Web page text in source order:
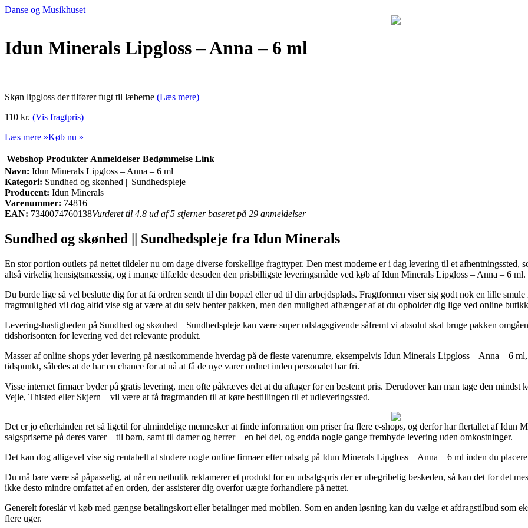
Danse og Musikhuset
Idun Minerals Lipgloss – Anna – 6 ml
Skøn lipgloss der tilfører fugt til læberne (Læs mere)
110 kr. (Vis fragtpris)
Læs mere »Køb nu »
Webshop Produkter Anmeldelser Bedømmelse Link
Navn: Idun Minerals Lipgloss – Anna – 6 ml
Kategori: Sundhed og skønhed || Sundhedspleje
Producent: Idun Minerals
Varenummer: 74816
EAN: 7340074760138Vurderet til 4.8 ud af 5 stjerner baseret på 29 anmeldelser
Sundhed og skønhed || Sundhedspleje fra Idun Minerals
En stor portion outlets på nettet tildeler nu om dage diverse forskellige fragttyper. Den mest moderne er i dag levering til et
altså virkelig hensigtsmæssig, og i mange tilfælde desuden den prisbilligste leveringsmåde ved køb af Idun Minerals Lipgloss – Anna – 6 ml.
Du burde lige så vel beslutte dig for at få ordren sendt til din bopæl eller ud til din arbejdsplads. Fragtformen viser sig godt nok en lille
fragtmulighed vil dog altid vise sig at være at du selv henter pakken, men den mulighed afhænger af at du opholder dig lige ved online
Leveringshastigheden på Sundhed og skønhed || Sundhedspleje kan være super udslagsgivende såfremt vi absolut skal bruge pakken
tidshorisonten for levering ved det relevante produkt.
Masser af online shops yder levering på næstkommende hverdag på de fleste varenumre, eksempelvis Idun Minerals Lipgloss – Anna – 6
tidspunkt, således at de har en chance for at nå at få de nye varer ordnet inden personalet har fri.
Visse internet firmaer byder på gratis levering, men ofte påkræves det at du aftager for en bestemt pris. Derudover kan man tage den
Vejle, Thisted eller Skjern – vil være at få fragtmanden til at køre bestillingen til et udleveringssted.
Det er jo efterhånden ret så ligetil for almindelige mennesker at finde information om priser fra flere e-shops, og derfor har flertallet af Idun
salgspriserne på deres varer – til børn, samt til damer og herrer – en hel del, og endda nogle gange frembyde levering uden omkostninger.
Det kan dog alligevel vise sig rentabelt at studere nogle online firmaer efter udsalg på Idun Minerals Lipgloss – Anna – 6 ml inden du
Du må bare være så påpasselig, at når en netbutik reklamerer et produkt for en udsalgspris der er ubegribelig beskeden, så kan det for det
ikke desto mindre omfattet af en orden, der assisterer dig overfor uægte forhandlere på nettet.
Generelt foreslår vi køb med gængse betalingskort eller betalinger med mobilen. Som en anden løsning kan du vælge et afdragstilbud
flere uger.